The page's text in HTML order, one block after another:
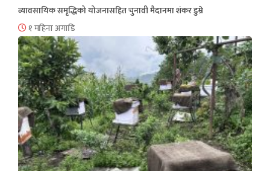
व्यावसायिक समृद्धिको योजनासहित चुनावी मैदानमा शंकर डुम्रे
१ महिना अगाडि